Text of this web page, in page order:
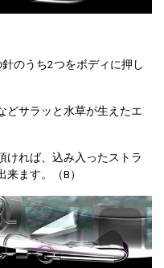
のうち2つをボディに押し
どサラッと水草が生えたエ
ければ、込み入ったストラ
ます。（B）